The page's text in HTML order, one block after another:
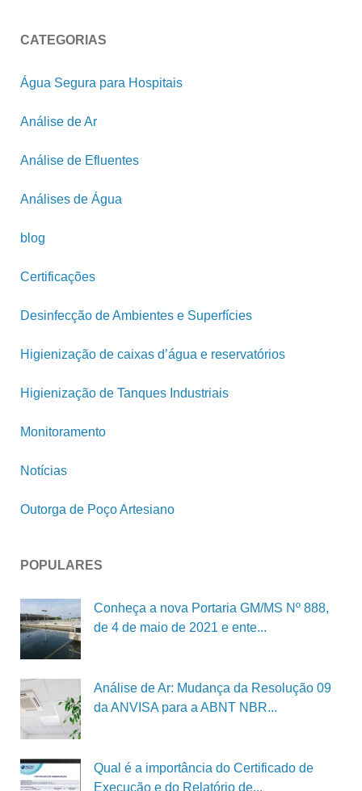
CATEGORIAS
Água Segura para Hospitais
Análise de Ar
Análise de Efluentes
Análises de Água
blog
Certificações
Desinfecção de Ambientes e Superfícies
Higienização de caixas d’água e reservatórios
Higienização de Tanques Industriais
Monitoramento
Notícias
Outorga de Poço Artesiano
POPULARES
Conheça a nova Portaria GM/MS Nº 888,
de 4 de maio de 2021 e ente...
Análise de Ar: Mudança da Resolução 09
da ANVISA para a ABNT NBR...
Qual é a importância do Certificado de
Execução e do Relatório de...